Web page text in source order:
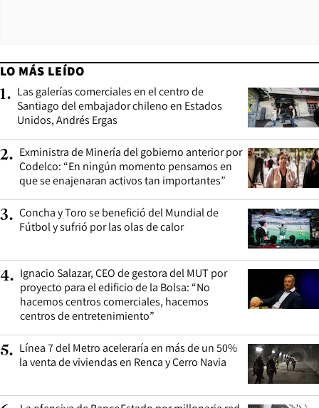
LO MÁS LEÍDO
1. Las galerías comerciales en el centro de
Santiago del embajador chileno en Estados
Unidos, Andrés Ergas
2. Exministra de Minería del gobierno anterior por
Codelco: “En ningún momento pensamos en
que se enajenaran activos tan importantes”
3. Concha y Toro se benefició del Mundial de
Fútbol y sufrió por las olas de calor
4. Ignacio Salazar, CEO de gestora del MUT por
proyecto para el edificio de la Bolsa: “No
hacemos centros comerciales, hacemos
centros de entretenimiento”
5. Línea 7 del Metro aceleraría en más de un 50%
la venta de viviendas en Renca y Cerro Navia